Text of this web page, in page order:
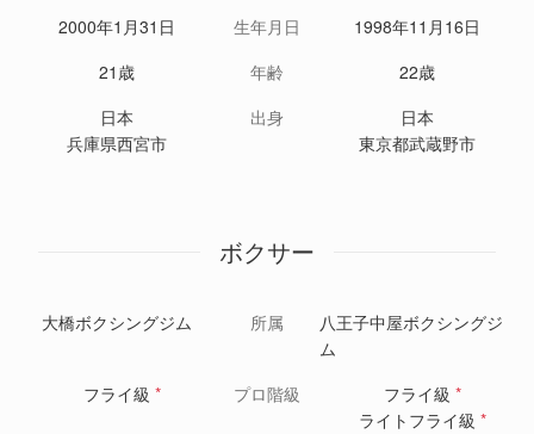
2000年1月31日
生年月日
1998年11月16日
21歳
年齢
22歳
日本
兵庫県西宮市
出身
日本
東京都武蔵野市
ボクサー
大橋ボクシングジム 所属
八王子中屋ボクシングジ
ム
フライ級 * プロ階級 フライ級 *
ライトフライ級 *